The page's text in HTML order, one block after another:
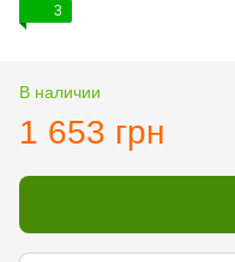
3
В наличии
1 653 грн